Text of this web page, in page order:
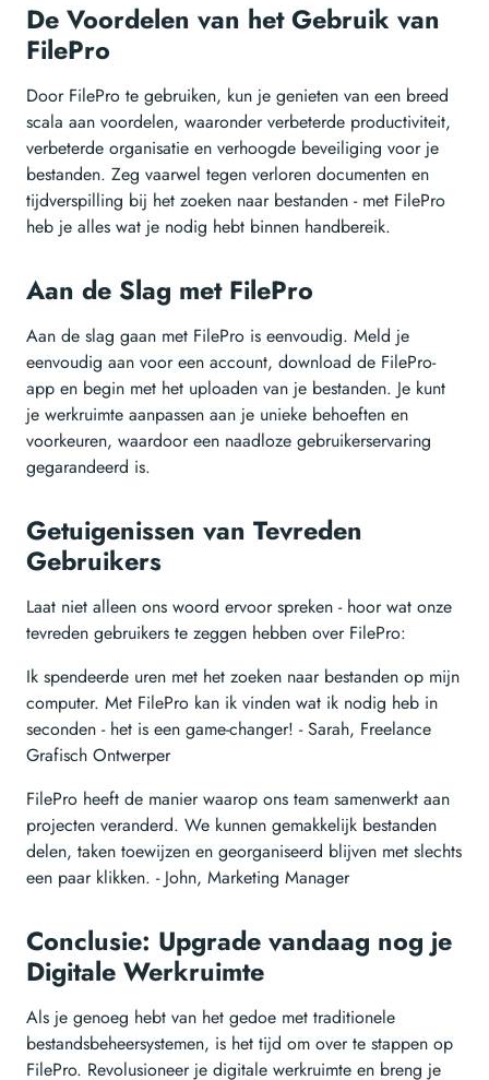
De Voordelen van het Gebruik van
FilePro
Door FilePro te gebruiken, kun je genieten van een breed
scala aan voordelen, waaronder verbeterde productiviteit,
verbeterde organisatie en verhoogde beveiliging voor je
bestanden. Zeg vaarwel tegen verloren documenten en
tijdverspilling bij het zoeken naar bestanden - met FilePro
heb je alles wat je nodig hebt binnen handbereik.
Aan de Slag met FilePro
Aan de slag gaan met FilePro is eenvoudig. Meld je
eenvoudig aan voor een account, download de FilePro-
app en begin met het uploaden van je bestanden. Je kunt
je werkruimte aanpassen aan je unieke behoeften en
voorkeuren, waardoor een naadloze gebruikerservaring
gegarandeerd is.
Getuigenissen van Tevreden
Gebruikers
Laat niet alleen ons woord ervoor spreken - hoor wat onze
tevreden gebruikers te zeggen hebben over FilePro:
Ik spendeerde uren met het zoeken naar bestanden op mijn
computer. Met FilePro kan ik vinden wat ik nodig heb in
seconden - het is een game-changer! - Sarah, Freelance
Grafisch Ontwerper
FilePro heeft de manier waarop ons team samenwerkt aan
projecten veranderd. We kunnen gemakkelijk bestanden
delen, taken toewijzen en georganiseerd blijven met slechts
een paar klikken. - John, Marketing Manager
Conclusie: Upgrade vandaag nog je
Digitale Werkruimte
Als je genoeg hebt van het gedoe met traditionele
bestandsbeheersystemen, is het tijd om over te stappen op
FilePro. Revolusioneer je digitale werkruimte en breng je